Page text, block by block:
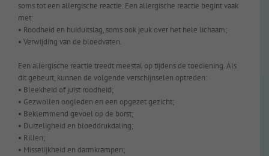
soms tot een allergische reactie. Een allergische reactie begint vaak
met:
• Roodheid en huiduitslag, soms ook jeuk over het hele lichaam;
• Verwijding van de bloedvaten.
Een allergische reactie treedt meestal op tijdens de toediening. Als
dit gebeurt, kunnen de volgende verschijnselen optreden:
• Bleekheid of juist roodheid;
• Gezwollen oogleden en een opgezet gezicht;
• Beklemmend gevoel op de borst;
• Duizeligheid en bloeddrukdaling;
• Rillen;
• Misselijkheid en darmkrampen;